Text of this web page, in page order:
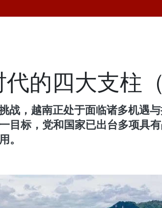
的四大支柱
战，越南正处于面临诸多机遇
目标，党和国家已出台多项具
。